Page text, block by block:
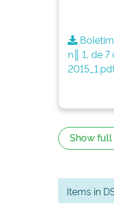
n║ 1, de
Show
Items in